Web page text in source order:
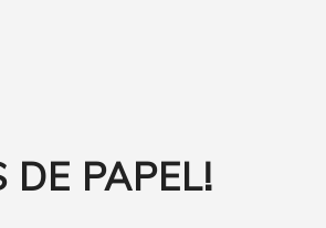
DE PAPEL!